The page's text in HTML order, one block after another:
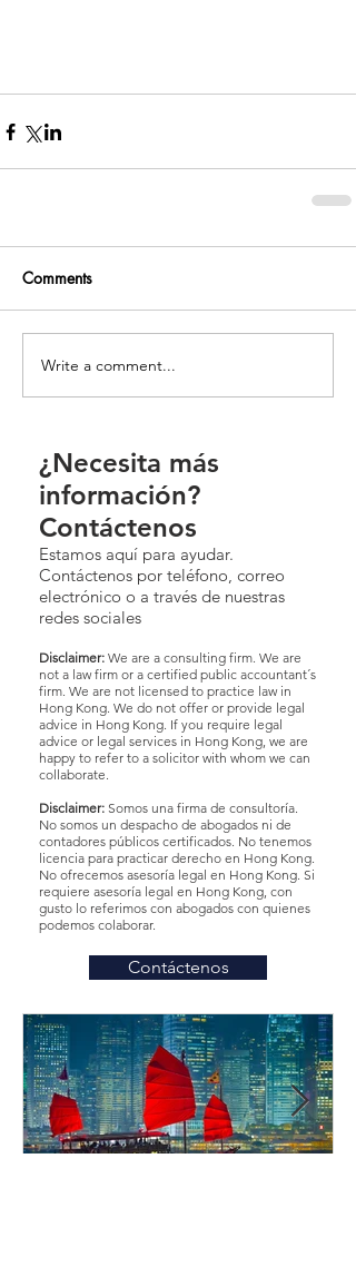
Comments
Write a comment...
¿Necesita más
información?
Contáctenos
Estamos aquí para ayudar.
Contáctenos por teléfono, correo
electrónico o a través de nuestras
redes sociales
Disclaimer: We are a consulting firm. We are
not a law firm or a certified public accountant´s
firm. We are not licensed to practice law in
Hong Kong. We do not offer or provide legal
advice in Hong Kong. If you require legal
advice or legal services in Hong Kong, we are
happy to refer to a solicitor with whom we can
collaborate.
Disclaimer: Somos una firma de consultoría.
No somos un despacho de abogados ni de
contadores públicos certificados. No tenemos
licencia para practicar derecho en Hong Kong.
No ofrecemos asesoría legal en Hong Kong. Si
requiere asesoría legal en Hong Kong, con
gusto lo referimos con abogados con quienes
podemos colaborar.
Contáctenos